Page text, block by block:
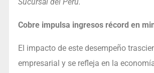
Cobre impulsa ingresos récord en
El impacto de este desempeño
empresarial y se refleja en la